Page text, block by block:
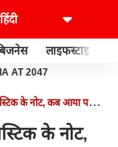
लाइफस्टाइल
AT 2047
के नोट, कब आया पहला,
के नोट,